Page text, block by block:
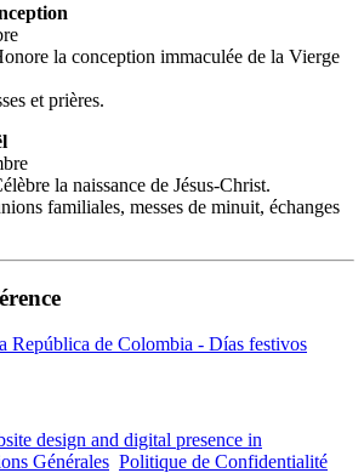
la conception immaculée de la Vierge
et prières.
la naissance de Jésus-Christ.
familiales, messes de minuit, échanges
República de Colombia - Días festivos
design and digital presence in
Générales Politique de Confidentialité